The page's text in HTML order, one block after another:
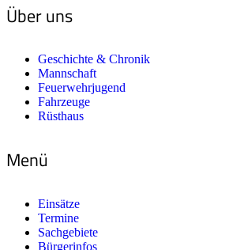
Über uns
Geschichte & Chronik
Mannschaft
Feuerwehrjugend
Fahrzeuge
Rüsthaus
Menü
Einsätze
Termine
Sachgebiete
Bürgerinfos